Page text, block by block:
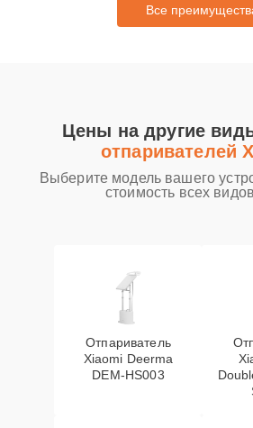
Все
Цены на другие
отпаривателей
Выберите модель вашего
стоимость всех
Отпариватель
Xiaomi Deerma
DEM-HS003